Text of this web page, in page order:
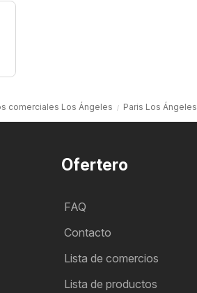
comerciales Los Ángeles Paris Los Ángeles
Ofertero
FAQ
Contacto
Lista de comercios
Lista de productos